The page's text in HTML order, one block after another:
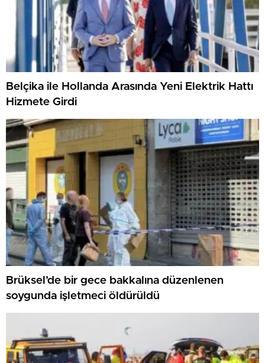
Belçika ile Hollanda Arasında Yeni Elektrik Hattı
Hizmete Girdi
Brüksel’de bir gece bakkalına düzenlenen
soygunda işletmeci öldürüldü